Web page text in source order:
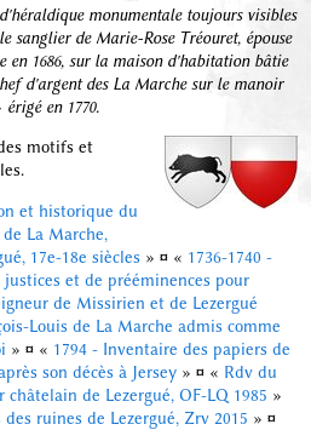
monumentale toujours visibles
sanglier de Marie-Rose Tréouret, épouse
en 1686, sur la maison d'habitation bâtie
d'argent des La Marche sur le manoir
en 1770.
motifs et
et historique du
de La Marche,
17e-18e siècles » ¤« 1736-1740 -
et de prééminences pour
de Missirien et de Lezergué
Louis de La Marche admis comme
» ¤« 1794 - Inventaire des papiers de
son décès à Jersey» ¤« Rdv du
de Lezergué, OF-LQ 1985 »
ruines de Lezergué, Zrv 2015 » ¤